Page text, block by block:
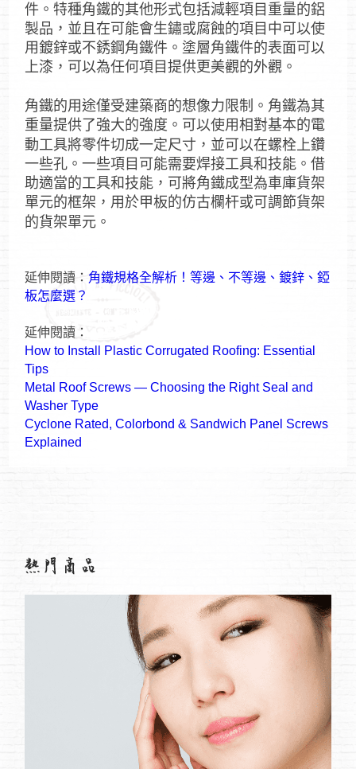
件。特種角鐵的其他形式包括減輕項目重量的鋁
製品，並且在可能會生鏽或腐蝕的項目中可以使
用鍍鋅或不銹鋼角鐵件。塗層角鐵件的表面可以
上漆，可以為任何項目提供更美觀的外觀。
角鐵的用途僅受建築商的想像力限制。角鐵為其
重量提供了強大的強度。可以使用相對基本的電
動工具將零件切成一定尺寸，並可以在螺栓上鑽
一些孔。一些項目可能需要焊接工具和技能。借
助適當的工具和技能，可將角鐵成型為車庫貨架
單元的框架，用於甲板的仿古欄杆或可調節貨架
的貨架單元。
延伸閱讀： 角鐵規格全解析！等邊、不等邊、鍍鋅、錏
板怎麼選？
延伸閱讀：
How to Install Plastic Corrugated Roofing: Essential
Tips
Metal Roof Screws — Choosing the Right Seal and
Washer Type
Cyclone Rated, Colorbond & Sandwich Panel Screws
Explained